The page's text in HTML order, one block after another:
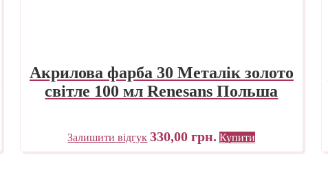
Акрилова фарба 30 Металік золото
світле 100 мл Renesans Польша
Залишити відгук 330,00грн. Купити